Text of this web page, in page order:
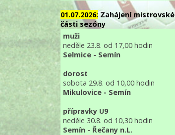
01.07.2026: Zahájení mistrovské
části sezóny
muži
neděle 23.8. od 17,00 hodin
Selmice - Semín
dorost
sobota 29.8. od 10,00 hodin
Mikulovice - Semín
přípravky U9
neděle 30.8. od 10,30 hodin
Semín - Řečany n.L.